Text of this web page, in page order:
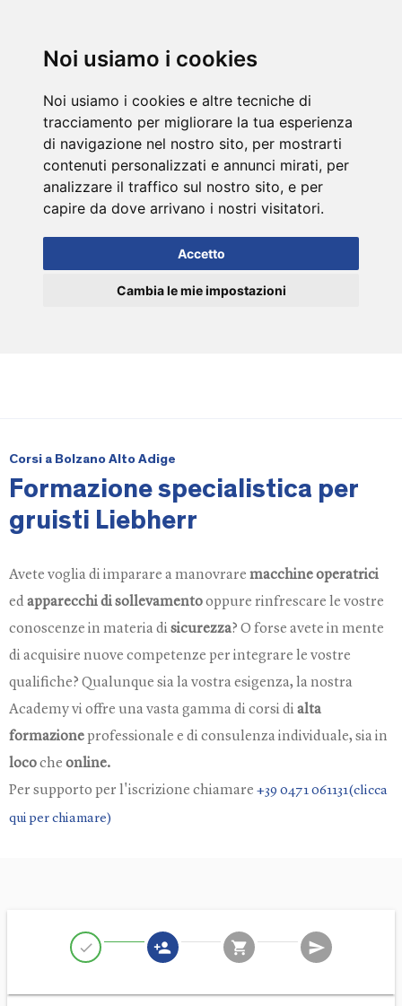
Noi usiamo i cookies
Noi usiamo i cookies e altre tecniche di
tracciamento per migliorare la tua esperienza
di navigazione nel nostro sito, per mostrarti
contenuti personalizzati e annunci mirati, per
analizzare il traffico sul nostro sito, e per
capire da dove arrivano i nostri visitatori.
Accetto
Cambia le mie impostazioni
Corsi a Bolzano Alto Adige
Formazione specialistica per
gruisti Liebherr
Avete voglia di imparare a manovrare macchine operatrici
edapparecchi di sollevamentooppure rinfrescare le vostre
conoscenze in materia disicurezza? O forse avete in mente
di acquisire nuove competenze per integrare le vostre
qualifiche? Qualunque sia la vostra esigenza, la nostra
Academy vi offre una vasta gamma di corsi dialta
formazioneprofessionale e di consulenza individuale, sia in
locoche online.
Per supporto per l'iscrizione chiamare +39 0471 061131(clicca
qui per chiamare)
check person_add shopping_cart send